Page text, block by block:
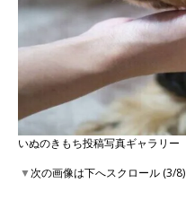
いぬのきもち投稿写真ギャラリー
▼次の画像は下へスクロール (3/8)